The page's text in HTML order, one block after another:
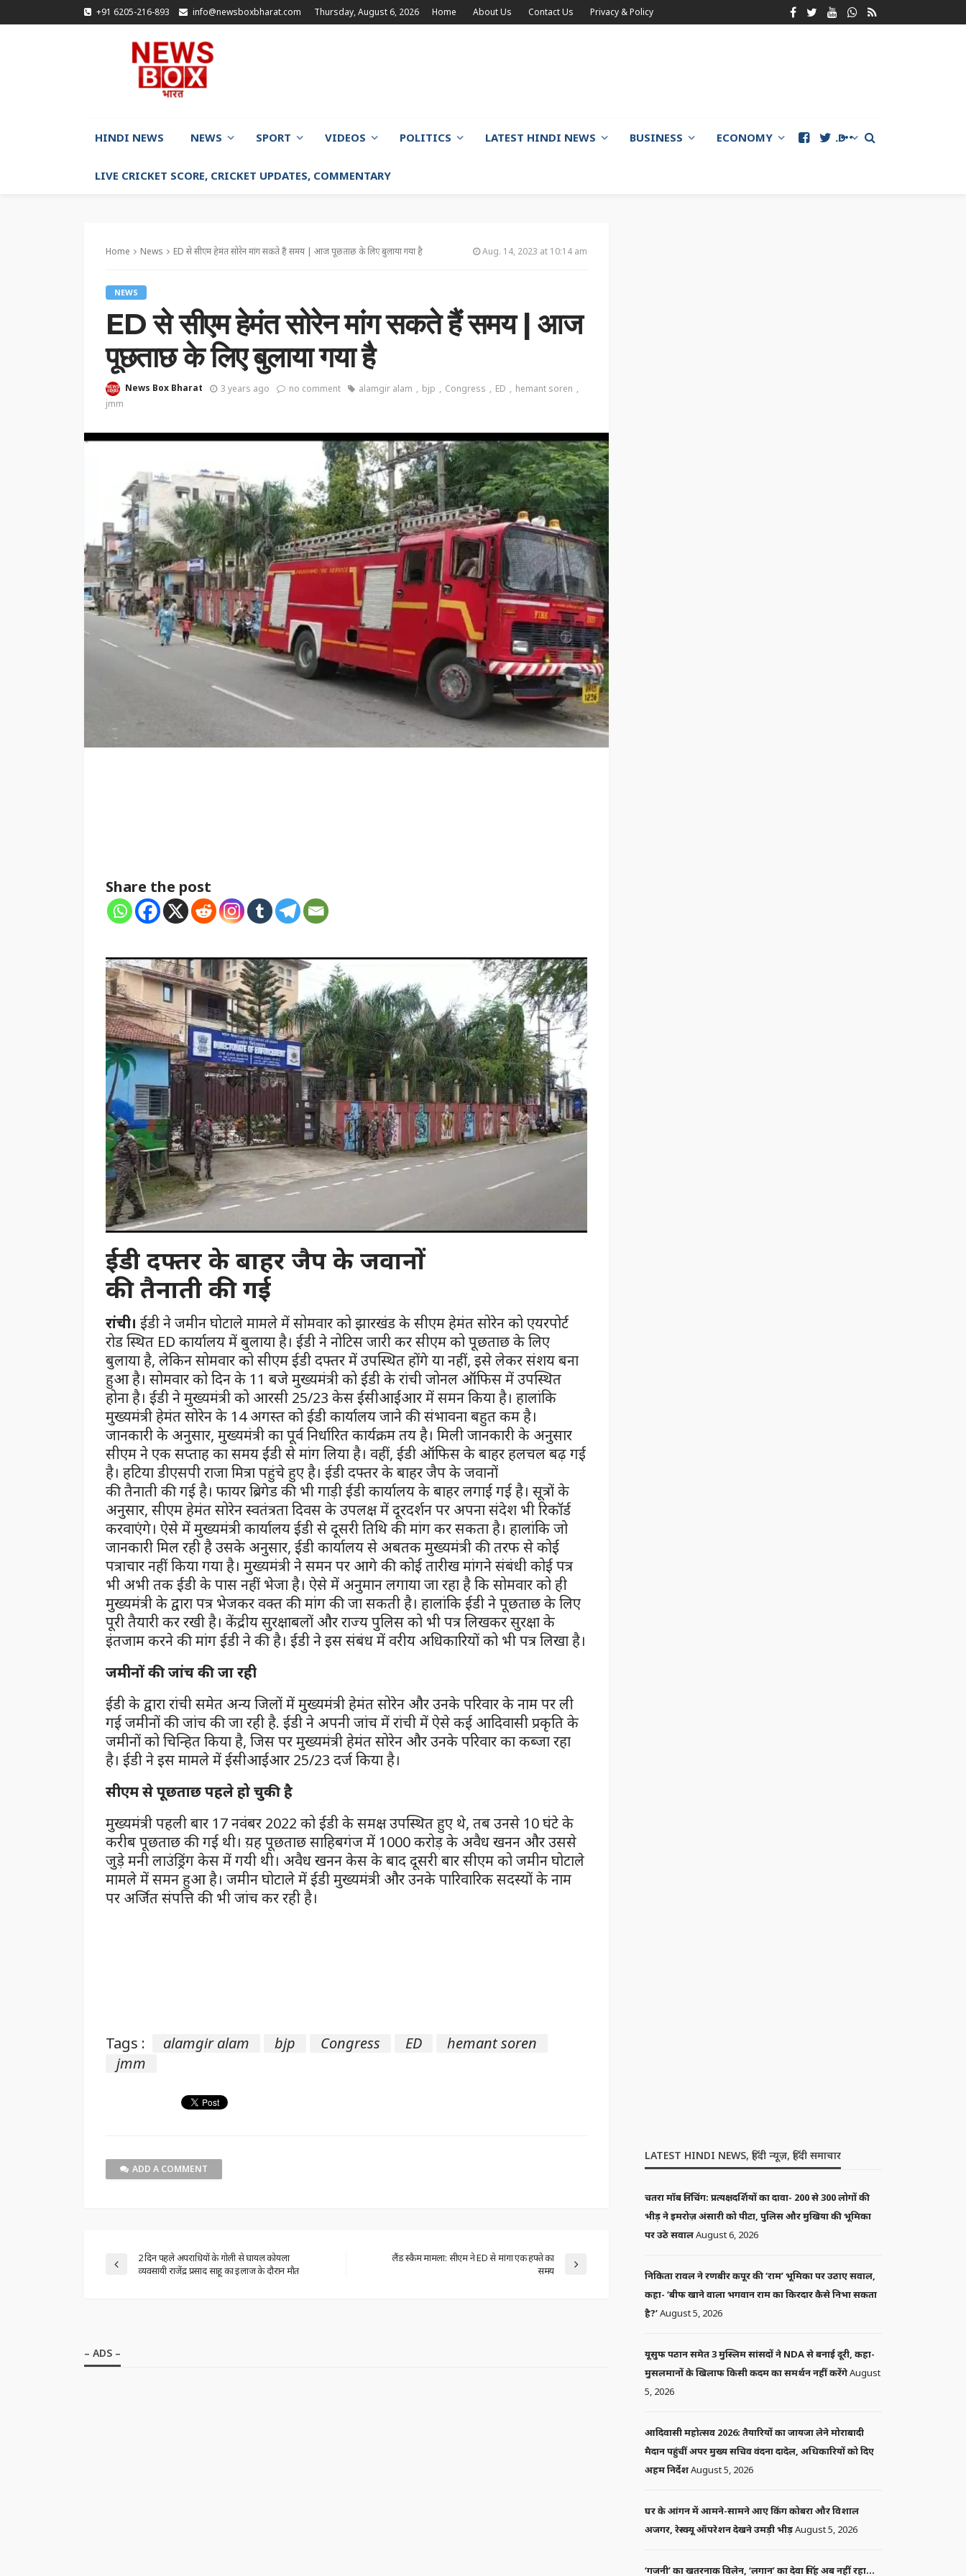
+91 6205-216-893 info@newsboxbharat.com Thursday, August 6, 2026 Home About Us Contact Us Privacy & Policy
HINDI NEWS NEWS SPORT VIDEOS POLITICS LATEST HINDI NEWS BUSINESS ECONOMY WORLD
LIVE CRICKET SCORE, CRICKET UPDATES, COMMENTARY
Home News ED से सीएम हेमंत सोरेन मांग सकते हैं समय | आज पूछताछ के लिए बुलाया गया है Aug. 14, 2023 at 10:14 am
NEWS
ED से सीएम हेमंत सोरेन मांग सकते हैं समय | आज
पूछताछ के लिए बुलाया गया है
News Box Bharat 3 years ago no comment alamgir alam bjp Congress ED
hemant soren
jmm
Share the post
ईडी दफ्तर के बाहर जैप के जवानों
की तैनाती की गई
रांची। ईडी ने जमीन घोटाले मामले में सोमवार को झारखंड के सीएम हेमंत सोरेन को एयरपोर्ट
रोड स्थित ED कार्यालय में बुलाया है। ईडी ने नोटिस जारी कर सीएम को पूछताछ के लिए
बुलाया है, लेकिन सोमवार को सीएम ईडी दफ्तर में उपस्थित होंगे या नहीं, इसे लेकर संशय बना
हुआ है। सोमवार को दिन के 11 बजे मुख्यमंत्री को ईडी के रांची जोनल ऑफिस में उपस्थित
होना है। ईडी ने मुख्यमंत्री को आरसी 25/23 केस ईसीआईआर में समन किया है। हालांकि
मुख्यमंत्री हेमंत सोरेन के 14 अगस्त को ईडी कार्यालय जाने की संभावना बहुत कम है।
जानकारी के अनुसार, मुख्यमंत्री का पूर्व निर्धारित कार्यक्रम तय है। मिली जानकारी के अनुसार
सीएम ने एक सप्ताह का समय ईडी से मांग लिया है। वहीं, ईडी ऑफिस के बाहर हलचल बढ़ गई
है। हटिया डीएसपी राजा मित्रा पहुंचे हुए है। ईडी दफ्तर के बाहर जैप के जवानों
की तैनाती की गई है। फायर ब्रिगेड की भी गाड़ी ईडी कार्यालय के बाहर लगाई गई है। सूत्रों के
अनुसार, सीएम हेमंत सोरेन स्वतंत्रता दिवस के उपलक्ष में दूरदर्शन पर अपना संदेश भी रिकॉर्ड
करवाएंगे। ऐसे में मुख्यमंत्री कार्यालय ईडी से दूसरी तिथि की मांग कर सकता है। हालांकि जो
जानकारी मिल रही है उसके अनुसार, ईडी कार्यालय से अबतक मुख्यमंत्री की तरफ से कोई
पत्राचार नहीं किया गया है। मुख्यमंत्री ने समन पर आगे की कोई तारीख मांगने संबंधी कोई पत्र
भी अभी तक ईडी के पास नहीं भेजा है। ऐसे में अनुमान लगाया जा रहा है कि सोमवार को ही
मुख्यमंत्री के द्वारा पत्र भेजकर वक्त की मांग की जा सकती है। हालांकि ईडी ने पूछताछ के लिए
पूरी तैयारी कर रखी है। केंद्रीय सुरक्षाबलों और राज्य पुलिस को भी पत्र लिखकर सुरक्षा के
इंतजाम करने की मांग ईडी ने की है। ईडी ने इस संबंध में वरीय अधिकारियों को भी पत्र लिखा है।
जमीनों की जांच की जा रही
ईडी के द्वारा रांची समेत अन्य जिलों में मुख्यमंत्री हेमंत सोरेन और उनके परिवार के नाम पर ली
गई जमीनों की जांच की जा रही है. ईडी ने अपनी जांच में रांची में ऐसे कई आदिवासी प्रकृति के
जमीनों को चिन्हित किया है, जिस पर मुख्यमंत्री हेमंत सोरेन और उनके परिवार का कब्जा रहा
है। ईडी ने इस मामले में ईसीआईआर 25/23 दर्ज किया है।
सीएम से पूछताछ पहले हो चुकी है
मुख्यमंत्री पहली बार 17 नवंबर 2022 को ईडी के समक्ष उपस्थित हुए थे, तब उनसे 10 घंटे के
करीब पूछताछ की गई थी। य़ह पूछताछ साहिबगंज में 1000 करोड़ के अवैध खनन और उससे
जुड़े मनी लाउंड्रिंग केस में गयी थी। अवैध खनन केस के बाद दूसरी बार सीएम को जमीन घोटाले
मामले में समन हुआ है। जमीन घोटाले में ईडी मुख्यमंत्री और उनके पारिवारिक सदस्यों के नाम
पर अर्जित संपत्ति की भी जांच कर रही है।
Tags : alamgir alam bjp Congress ED
hemant soren
jmm
ADD A COMMENT
2 दिन पहले अपराधियों के गोली से घायल कोयला
व्यवसायी राजेंद्र प्रसाद साहू का इलाज के दौरान माैत
लैंड स्कैम मामला: सीएम ने ED से मांगा एक हफ्ते का
समय
– ADS –
LATEST HINDI NEWS, हिंदी न्यूज़, हिंदी समाचार
चतरा मॉब लिंचिंग: प्रत्यक्षदर्शियों का दावा- 200 से 300 लोगों की
भीड़ ने इमरोज़ अंसारी को पीटा, पुलिस और मुखिया की भूमिका
पर उठे सवालAugust 6, 2026
निकिता रावल ने रणबीर कपूर की ‘राम’ भूमिका पर उठाए सवाल,
कहा- ‘बीफ खाने वाला भगवान राम का किरदार कैसे निभा सकता
है?’August 5, 2026
यूसुफ पठान समेत 3 मुस्लिम सांसदों ने NDA से बनाई दूरी, कहा-
मुसलमानों के खिलाफ किसी कदम का समर्थन नहीं करेंगेAugust
5, 2026
आदिवासी महोत्सव 2026: तैयारियों का जायजा लेने मोराबादी
मैदान पहुंचीं अपर मुख्य सचिव वंदना दादेल, अधिकारियों को दिए
अहम निर्देशAugust 5, 2026
घर के आंगन में आमने-सामने आए किंग कोबरा और विशाल
अजगर, रेस्क्यू ऑपरेशन देखने उमड़ी भीड़August 5, 2026
‘गजनी’ का खतरनाक विलेन, ‘लगान’ का देवा सिंह अब नहीं रहा…